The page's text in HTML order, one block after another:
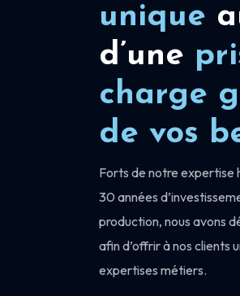
unique
d’une
charge
de vos
Forts de notre expertise
30 années
production, nous avons
afin d’offrir à nos clients
expertises métiers.